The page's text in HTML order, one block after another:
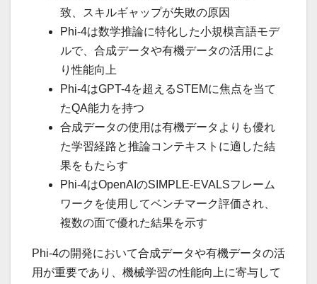
致、スキルギャップが失敗の原因
Phi-4は数学推論に特化した小規模言語モデ
ルで、合成データや有機データの活用によ
り性能向上
Phi-4はGPT-4を超えるSTEMに焦点を当て
たQA能力を持つ
合成データの使用は有機データよりも優れ
た学習経路と推論コンテキストに適した結
果をもたらす
Phi-4はOpenAIのSIMPLE-EVALSフレーム
ワークを使用してベンチマーク評価され、
複数の面で優れた結果を示す
Phi-4の開発において合成データや有機データの活
用が重要であり、機械学習の性能向上に寄与して